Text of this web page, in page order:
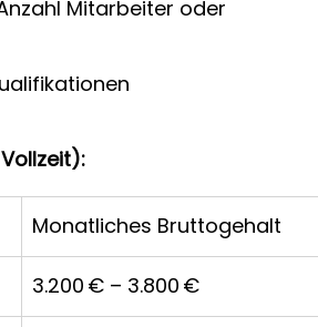
Mitarbeiter oder
Monatliches Bruttogehalt
3.200 € – 3.800 €